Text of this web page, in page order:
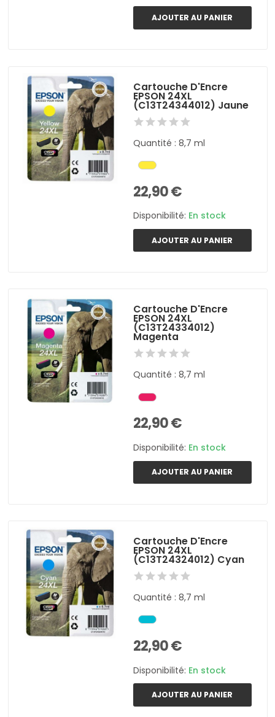
AJOUTER AU PANIER
Cartouche D'Encre
EPSON 24XL
(C13T24344012) Jaune
Quantité : 8,7 ml
22,90 €
Disponibilité: En stock
AJOUTER AU PANIER
Cartouche D'Encre
EPSON 24XL
(C13T24334012)
Magenta
Quantité : 8,7 ml
22,90 €
Disponibilité: En stock
AJOUTER AU PANIER
Cartouche D'Encre
EPSON 24XL
(C13T24324012) Cyan
Quantité : 8,7 ml
22,90 €
Disponibilité: En stock
AJOUTER AU PANIER